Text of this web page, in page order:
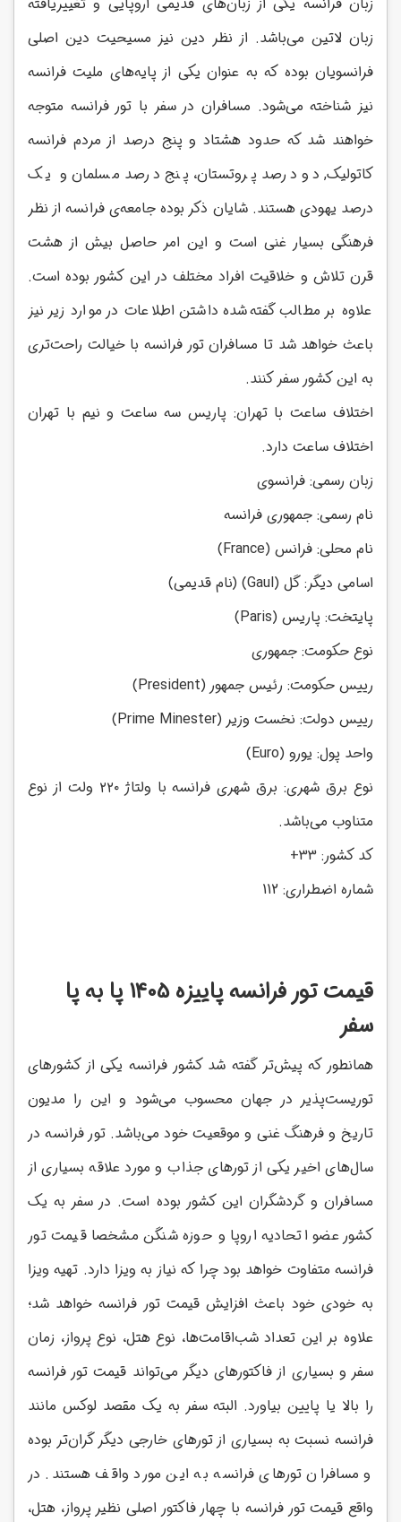
زبان لاتین می‌باشد. از نظر دین نیز مسیحیت دین اصلی
فرانسویان بوده که به عنوان یکی از پایه‌های ملیت فرانسه
نیز شناخته می‌شود. مسافران در سفر با تور فرانسه متوجه
خواهند شد که حدود هشتاد و پنج درصد از مردم فرانسه
کاتولیک, دو درصد پروتستان، پنج درصد مسلمان و یک
درصد یهودی هستند. شایان ذکر بوده جامعه‌ی فرانسه از نظر
فرهنگی بسیار غنی است و این امر حاصل بیش از هشت
قرن تلاش و خلاقیت افراد مختلف در این کشور بوده است.
علاوه بر مطالب گفته‌شده داشتن اطلاعات در موارد زیر نیز
باعث خواهد شد تا مسافران تور فرانسه با خیالت راحت‌تری
به این کشور سفر کنند.
اختلاف ساعت با تهران: پاریس سه ساعت و نیم با تهران
اختلاف ساعت دارد.
زبان رسمی: فرانسوی
نام رسمی: جمهوری فرانسه
نام محلی: فرانس (France)
اسامی دیگر: گل (Gaul) (نام قدیمی)
پایتخت: پاریس (Paris)
نوع حکومت: جمهوری
رییس حکومت: رئیس جمهور (President)
رییس دولت: نخست وزیر (Prime Minester)
واحد پول: یورو (Euro)
نوع برق شهری: برق شهری فرانسه با ولتاژ ۲۲۰ ولت از نوع
متناوب می‌باشد.
کد کشور: 33+
شماره‌ اضطراری: 112
قیمت تور فرانسه پاییزه 1405 پا به پا
سفر
همانطور که پیش‌تر گفته شد کشور فرانسه یکی از کشورهای
توریست‌پذیر در جهان محسوب می‌شود و این را مدیون
تاریخ و فرهنگ غنی و موقعیت خود می‌باشد. تور فرانسه در
سال‌های اخیر یکی از تورهای جذاب و مورد علاقه بسیاری از
مسافران و گردشگران این کشور بوده است. در سفر به یک
کشور عضو اتحادیه اروپا و حوزه شنگن مشخصا قیمت تور
فرانسه متفاوت خواهد بود چرا که نیاز به ویزا دارد. تهیه ویزا
به خودی خود باعث افزایش قیمت تور فرانسه خواهد شد؛
علاوه بر این تعداد شب‌اقامت‌ها، نوع هتل، نوع پرواز، زمان
سفر و بسیاری از فاکتورهای دیگر می‌تواند قیمت تور فرانسه
را بالا یا پایین بیاورد. البته سفر به یک مقصد لوکس مانند
فرانسه نسبت به بسیاری از تورهای خارجی دیگر گران‌تر بوده
و مسافران تورهای فرانسه به این مورد واقف هستند. در
واقع قیمت تور فرانسه با چهار فاکتور اصلی نظیر پرواز، هتل،